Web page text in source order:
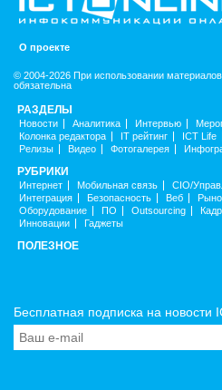
О проекте
© 2004-2026 При использовании
обязательна
РАЗДЕЛЫ
Новости Аналитика Интервью
Колонка редактора
IT рейтинг ICT Life
Релизы
Видео Фотогалерея
РУБРИКИ
Интернет Мобильная связь CIO/
Интеграция
Безопасность Веб
Оборудование
ПО Outsourcing
Инновации
Гаджеты
ПОЛЕЗНОЕ
Бесплатная подписка на новости